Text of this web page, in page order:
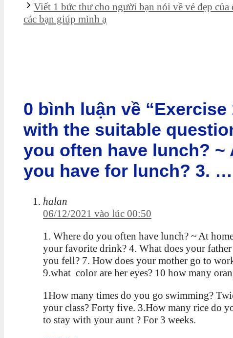
Viết 1 bức thư cho người bạn nói về vẻ đẹp
các bạn giúp mình ạ
0 bình luận về
with the suitable
you often have lunch?
you have for lunch? 3.
halan
06/12/2021 vào lúc 00:50
1. Where do you often have lunch? ~ At
your favorite drink? 4. What does your
you fell? 7. How does your mother go to
9.what color are her eyes? 10 how many
1How many times do you go swimming?
your class? Forty five. 3.How many rice do
to stay with your aunt ? For 3 weeks.